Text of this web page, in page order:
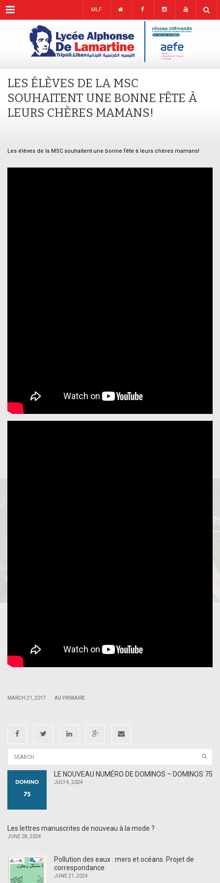
Menu MLF
LES ÉLÈVES DE LA MSC
SOUHAITENT UNE BONNE FÊTE À
LEURS CHÈRES MAMANS!
Les élèves de la MSC souhaitent une bonne fête à leurs chères mamans!
MARCH 21, 2017 AU PRIMAIRE
LE NOUVEAU NUMÉRO DE DOMINOS – DOMINOS 75
JULY 4, 2024
Les lettres manuscrites de nouveau à la mode ?
JUNE 28, 2024
Pollution des eaux : mers et océans. Projet de
correspondance
JUNE 21, 2024